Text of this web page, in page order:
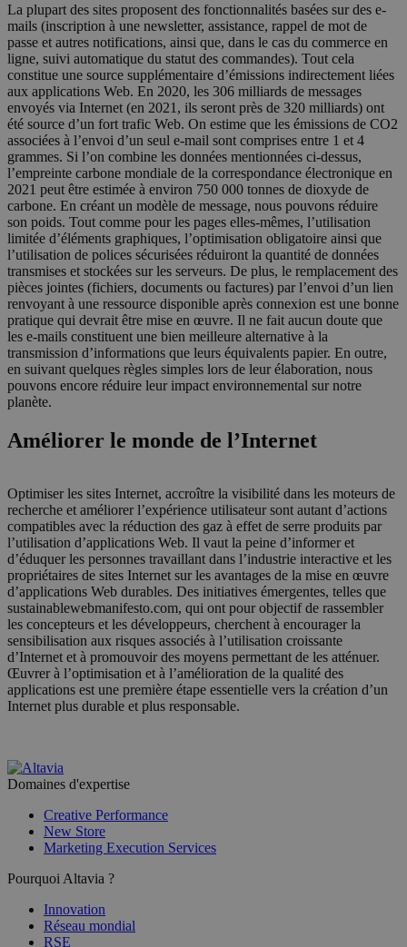
La plupart des sites proposent des fonctionnalités basées sur des e-
mails (inscription à une newsletter, assistance, rappel de mot de
passe et autres notifications, ainsi que, dans le cas du commerce en
ligne, suivi automatique du statut des commandes). Tout cela
constitue une source supplémentaire d’émissions indirectement liées
aux applications Web. En 2020, les 306 milliards de messages
envoyés via Internet (en 2021, ils seront près de 320 milliards) ont
été source d’un fort trafic Web. On estime que les émissions de CO2
associées à l’envoi d’un seul e-mail sont comprises entre 1 et 4
grammes. Si l’on combine les données mentionnées ci-dessus,
l’empreinte carbone mondiale de la correspondance électronique en
2021 peut être estimée à environ 750 000 tonnes de dioxyde de
carbone. En créant un modèle de message, nous pouvons réduire
son poids. Tout comme pour les pages elles-mêmes, l’utilisation
limitée d’éléments graphiques, l’optimisation obligatoire ainsi que
l’utilisation de polices sécurisées réduiront la quantité de données
transmises et stockées sur les serveurs. De plus, le remplacement des
pièces jointes (fichiers, documents ou factures) par l’envoi d’un lien
renvoyant à une ressource disponible après connexion est une bonne
pratique qui devrait être mise en œuvre. Il ne fait aucun doute que
les e-mails constituent une bien meilleure alternative à la
transmission d’informations que leurs équivalents papier. En outre,
en suivant quelques règles simples lors de leur élaboration, nous
pouvons encore réduire leur impact environnemental sur notre
planète.
Améliorer le monde de l’Internet
Optimiser les sites Internet, accroître la visibilité dans les moteurs de
recherche et améliorer l’expérience utilisateur sont autant d’actions
compatibles avec la réduction des gaz à effet de serre produits par
l’utilisation d’applications Web. Il vaut la peine d’informer et
d’éduquer les personnes travaillant dans l’industrie interactive et les
propriétaires de sites Internet sur les avantages de la mise en œuvre
d’applications Web durables. Des initiatives émergentes, telles que
sustainablewebmanifesto.com, qui ont pour objectif de rassembler
les concepteurs et les développeurs, cherchent à encourager la
sensibilisation aux risques associés à l’utilisation croissante
d’Internet et à promouvoir des moyens permettant de les atténuer.
Œuvrer à l’optimisation et à l’amélioration de la qualité des
applications est une première étape essentielle vers la création d’un
Internet plus durable et plus responsable.
Domaines d'expertise
Creative Performance
New Store
Marketing Execution Services
Pourquoi Altavia ?
Innovation
Réseau mondial
RSE